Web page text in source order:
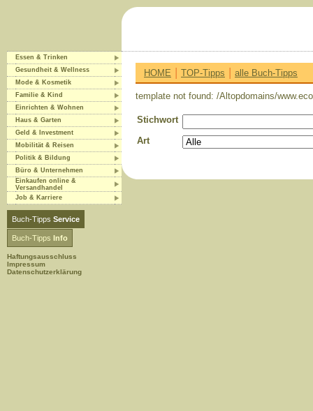
Essen & Trinken
Gesundheit & Wellness
Mode & Kosmetik
Familie & Kind
Einrichten & Wohnen
Haus & Garten
Geld & Investment
Mobilität & Reisen
Politik & Bildung
Büro & Unternehmen
Einkaufen online &
Versandhandel
Job & Karriere
Buch-Tipps Service
Buch-Tipps Info
Haftungsausschluss
Impressum
Datenschutzerklärung
HOME | TOP-Tipps | alle Buch-Tipps
template not found: /Altopdomains/
Stichwort
Art